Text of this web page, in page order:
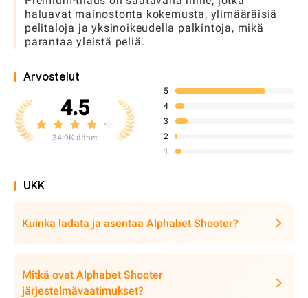
haluavat mainostonta kokemusta, ylimääräisiä
pelitaloja ja yksinoikeudella palkintoja, mikä
parantaa yleistä peliä.
Arvostelut
4.5
34.9K äänet
5
4
3
2
1
UKK
Kuinka ladata ja asentaa Alphabet Shooter?
Mitkä ovat Alphabet Shooter
järjestelmävaatimukset?